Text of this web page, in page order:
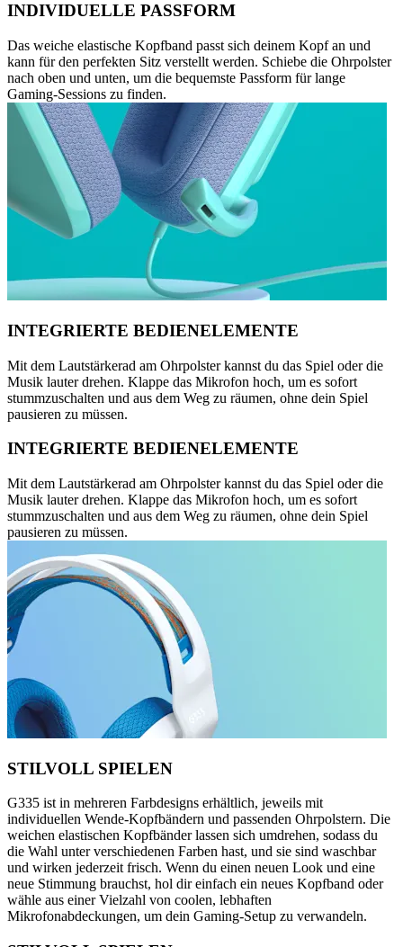
INDIVIDUELLE PASSFORM
Das weiche elastische Kopfband passt sich deinem Kopf an und
kann für den perfekten Sitz verstellt werden. Schiebe die Ohrpolster
nach oben und unten, um die bequemste Passform für lange
Gaming-Sessions zu finden.
INTEGRIERTE BEDIENELEMENTE
Mit dem Lautstärkerad am Ohrpolster kannst du das Spiel oder die
Musik lauter drehen. Klappe das Mikrofon hoch, um es sofort
stummzuschalten und aus dem Weg zu räumen, ohne dein Spiel
pausieren zu müssen.
INTEGRIERTE BEDIENELEMENTE
Mit dem Lautstärkerad am Ohrpolster kannst du das Spiel oder die
Musik lauter drehen. Klappe das Mikrofon hoch, um es sofort
stummzuschalten und aus dem Weg zu räumen, ohne dein Spiel
pausieren zu müssen.
STILVOLL SPIELEN
G335 ist in mehreren Farbdesigns erhältlich, jeweils mit
individuellen Wende-Kopfbändern und passenden Ohrpolstern. Die
weichen elastischen Kopfbänder lassen sich umdrehen, sodass du
die Wahl unter verschiedenen Farben hast, und sie sind waschbar
und wirken jederzeit frisch. Wenn du einen neuen Look und eine
neue Stimmung brauchst, hol dir einfach ein neues Kopfband oder
wähle aus einer Vielzahl von coolen, lebhaften
Mikrofonabdeckungen, um dein Gaming-Setup zu verwandeln.